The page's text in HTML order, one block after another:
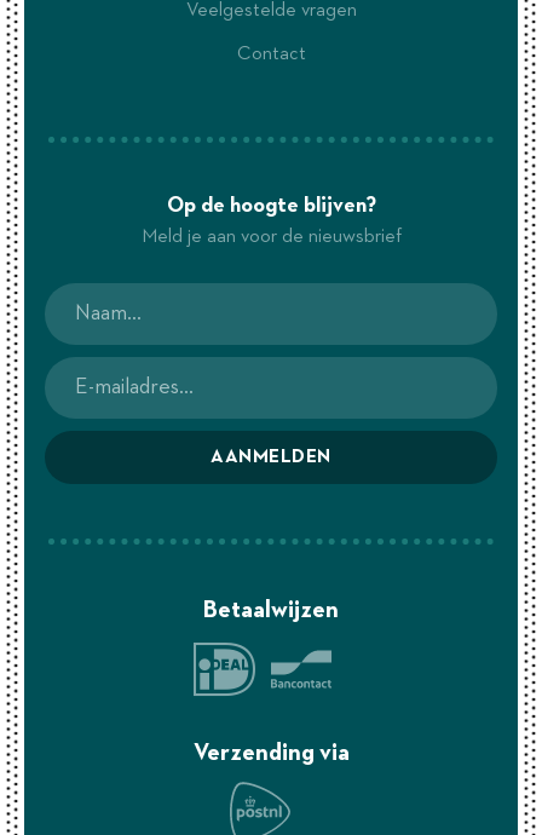
Veelgestelde vragen
Contact
Op de hoogte blijven?
Meld je aan voor de nieuwsbrief
AANMELDEN
Betaalwijzen
Verzending via